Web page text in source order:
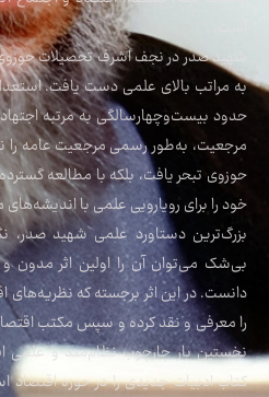
شهید صدر در نجف اشرف تحصیلات
به مراتب بالای علمی دست یافت.
حدود بیست‌وچهارسالگی به مرتبه
مرجعیت، به‌طور رسمی مرجعیت عامه را
حوزوی تبحر یافت، بلکه با مطالعه
خود را برای رویارویی علمی با
بزرگ‌ترین دستاورد علمی شهید صدر،
بی‌شک می‌توان آن را اولین اثر مدون و
دانست. در این اثر برجسته که
را معرفی و نقد کرده و سپس مکتب
نخستین بار چارچوب نظام‌مند و علمی
کتاب ادبیات جدیدی را در حوزه اقتصاد